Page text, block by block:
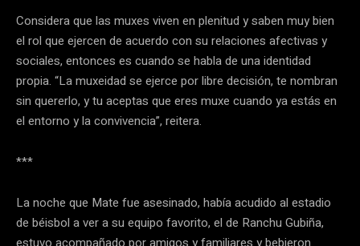
Considera que las muxes viven en plenitud y saben muy bien
el rol que ejercen de acuerdo con su relaciones afectivas y
sociales, entonces es cuando se habla de una identidad
propia. “La muxeidad se ejerce por libre decisión, te nombran
sin quererlo, y tu aceptas que eres muxe cuando ya estás en
el entorno y la convivencia”, reitera.
***
La noche que Mate fue asesinado, había acudido al estadio
de béisbol a ver a su equipo favorito, el de Ranchu Gubiña,